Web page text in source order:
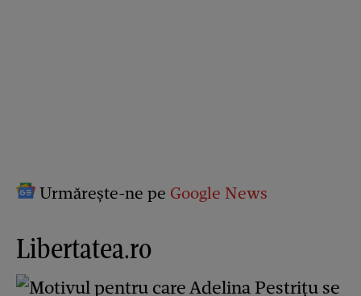
Urmărește-ne pe Google News
Libertatea.ro